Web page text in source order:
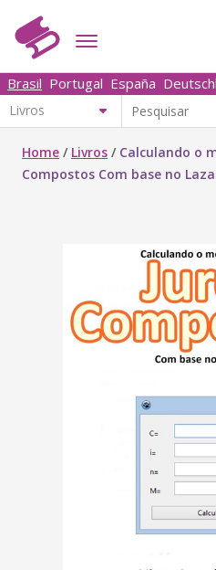
Brasil Portugal España
Home / Livros / Calculando o
Compostos Com base no